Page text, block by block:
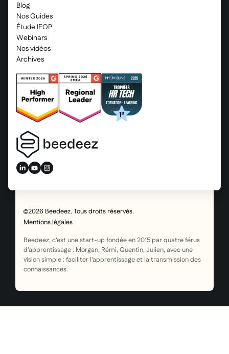
Blog
Nos Guides
Étude IFOP
Webinars
Nos vidéos
Archives
2026 Beedeez. Tous droits réservés.
Mentions légales
Beedeez, c’est une start-up fondée en 2015 par quatre férus
d’apprentissage : Morgan, Rémi, Quentin, Julien, avec une
vision simple : faciliter l'apprentissage et la transmission des
connaissances.